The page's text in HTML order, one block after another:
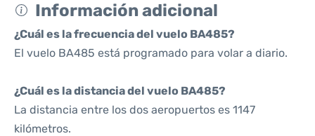
Información adicional
¿Cuál es la frecuencia del vuelo BA485?
El vuelo BA485 está programado para volar a diario.
¿Cuál es la distancia del vuelo BA485?
La distancia entre los dos aeropuertos es 1147
kilómetros.